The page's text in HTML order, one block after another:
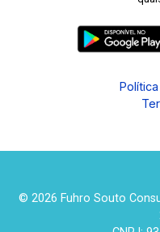
© 2026 Fuhro Souto